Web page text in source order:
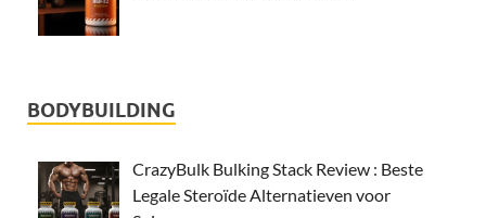
BODYBUILDING
CrazyBulk Bulking Stack Review : Beste
Legale Steroïde Alternatieven voor